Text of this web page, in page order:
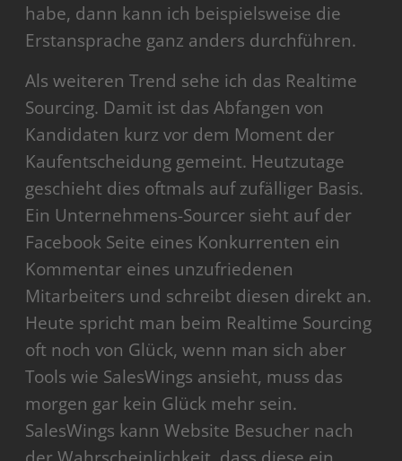
habe, dann kann ich beispielsweise die
Erstansprache ganz anders durchführen.
Als weiteren Trend sehe ich das Realtime
Sourcing. Damit ist das Abfangen von
Kandidaten kurz vor dem Moment der
Kaufentscheidung gemeint. Heutzutage
geschieht dies oftmals auf zufälliger Basis.
Ein Unternehmens-Sourcer sieht auf der
Facebook Seite eines Konkurrenten ein
Kommentar eines unzufriedenen
Mitarbeiters und schreibt diesen direkt an.
Heute spricht man beim Realtime Sourcing
oft noch von Glück, wenn man sich aber
Tools wie SalesWings ansieht, muss das
morgen gar kein Glück mehr sein.
SalesWings kann Website Besucher nach